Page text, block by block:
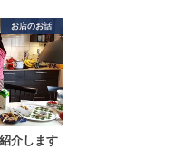
お店のお話
介します